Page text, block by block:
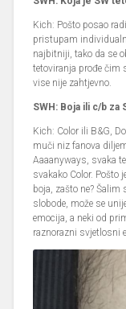
Kich: Pošto posao
pristupam
najbitniji, tako da se
tetoviranja prođe čim
vise nije zahtjevno.
SWH: Boja ili c/b za
Kich: Color ili B&G,
muči niz fanova
Aaaanyways, svaka
svakako Color. Pošto
boja, zašto ne?
slobode, može se
emocija, a neki od
raznorazni svjetlosni